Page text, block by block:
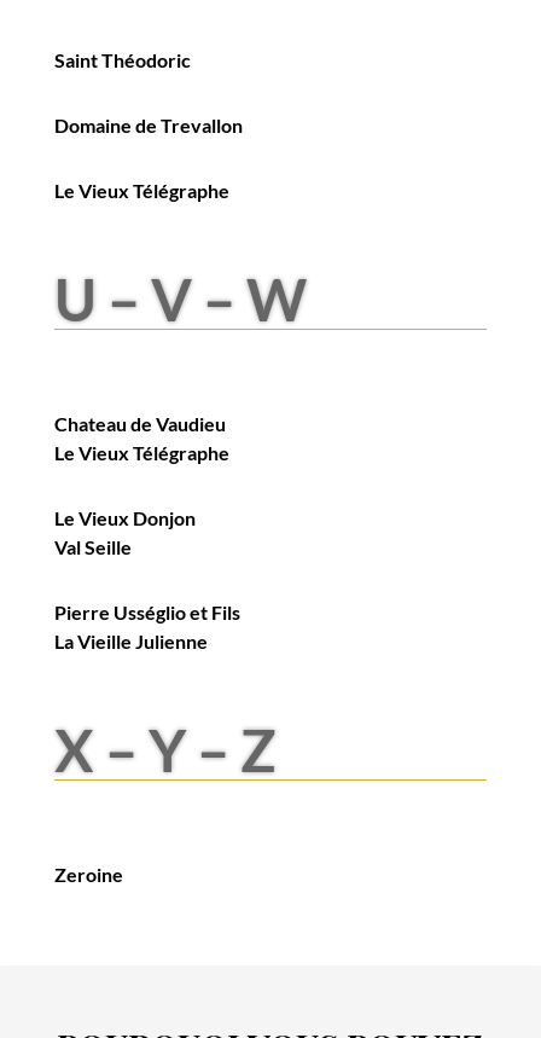
Saint Théodoric
Domaine de Trevallon
Le Vieux Télégraphe
U – V – W
Chateau de Vaudieu
Le Vieux Télégraphe
Le Vieux Donjon
Val Seille
Pierre Usséglio et Fils
La Vieille Julienne
X – Y – Z
Zeroine